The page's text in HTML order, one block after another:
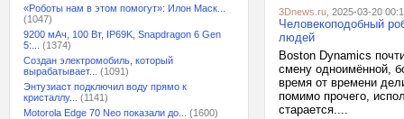
«Роботы нам в этом помогут»: Илон Маск...
(1047)
9200 мАч, 100 Вт, IP69K, Snapdragon 6 Gen
5:...
(1374)
Создан электромобиль, который
вырабатывает...
(1091)
Энтузиаст подключил воду прямо к
кристаллу...
(1141)
Motorola Edge 70 Neo показали до...
(1600)
3Dnews.ru , 2025-03-20
Человекоподобный
людей
Boston Dynamics
смену одноимённой,
время от времени
помимо прочего,
старается....